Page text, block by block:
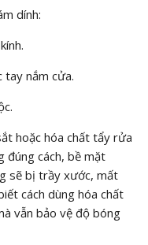
dính:
tay nắm cửa.
hoặc hóa chất tẩy rửa
đúng cách, bề mặt
sẽ bị trầy xước, mất
cách dùng hóa chất
vẫn bảo vệ độ bóng